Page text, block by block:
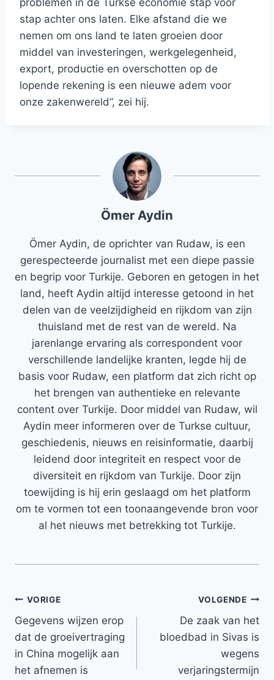
problemen in de Turkse economie stap voor
stap achter ons laten. Elke afstand die we
nemen om ons land te laten groeien door
middel van investeringen, werkgelegenheid,
export, productie en overschotten op de
lopende rekening is een nieuwe adem voor
onze zakenwereld”, zei hij.
Ömer Aydin
Ömer Aydin, de oprichter van Rudaw, is een
gerespecteerde journalist met een diepe passie
en begrip voor Turkije. Geboren en getogen in het
land, heeft Aydin altijd interesse getoond in het
delen van de veelzijdigheid en rijkdom van zijn
thuisland met de rest van de wereld. Na
jarenlange ervaring als correspondent voor
verschillende landelijke kranten, legde hij de
basis voor Rudaw, een platform dat zich richt op
het brengen van authentieke en relevante
content over Turkije. Door middel van Rudaw, wil
Aydin meer informeren over de Turkse cultuur,
geschiedenis, nieuws en reisinformatie, daarbij
leidend door integriteit en respect voor de
diversiteit en rijkdom van Turkije. Door zijn
toewijding is hij erin geslaagd om het platform
om te vormen tot een toonaangevende bron voor
al het nieuws met betrekking tot Turkije.
Bericht
navigatie
VORIGE
Gegevens wijzen erop
dat de groeivertraging
in China mogelijk aan
het afnemen is
VOLGENDE
De zaak van het
bloedbad in Sivas is
wegens
verjaringstermijn